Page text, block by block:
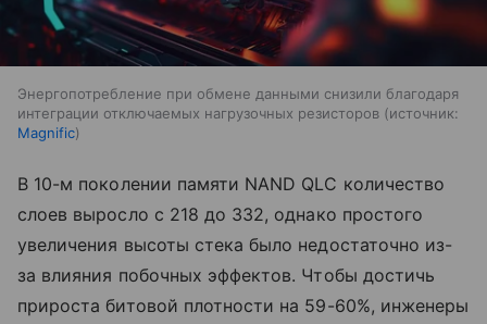
Энергопотребление при обмене данными снизили благодаря
интеграции отключаемых нагрузочных резисторов
источник:
Magnific
В 10-м поколении памяти NAND QLC количество
слоев выросло с 218 до 332, однако простого
увеличения высоты стека было недостаточно из-
за влияния побочных эффектов. Чтобы достичь
прироста битовой плотности на 59-60%, инженеры